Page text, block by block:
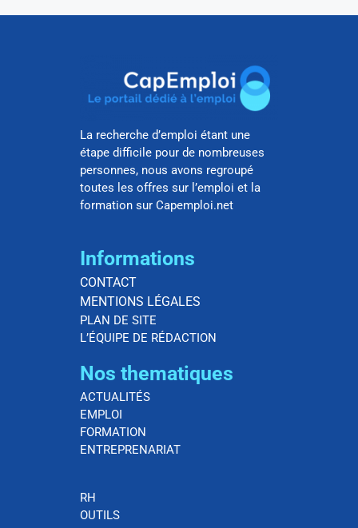
La recherche d’emploi étant une
étape difficile pour de nombreuses
personnes, nous avons regroupé
toutes les offres sur l’emploi et la
formation sur Capemploi.net
Informations
CONTACT
MENTIONS LÉGALES
PLAN DE SITE
L’ÉQUIPE DE RÉDACTION
Nos thematiques
ACTUALITÉS
EMPLOI
FORMATION
ENTREPRENARIAT
RH
OUTILS